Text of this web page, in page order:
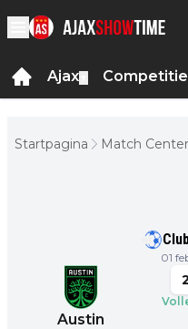
Ajax Competitie
Startpagina Match Center
01
Austin
2